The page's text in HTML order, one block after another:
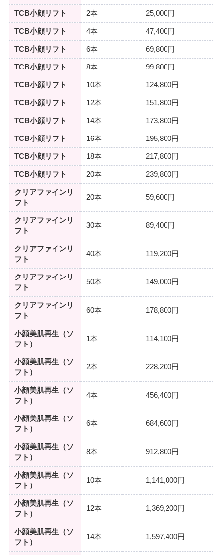
TCB小顔リフト 2本 25,000円
TCB小顔リフト 4本 47,400円
TCB小顔リフト 6本 69,800円
TCB小顔リフト 8本 99,800円
TCB小顔リフト 10本 124,800円
TCB小顔リフト 12本 151,800円
TCB小顔リフト 14本 173,800円
TCB小顔リフト 16本 195,800円
TCB小顔リフト 18本 217,800円
TCB小顔リフト 20本 239,800円
クリアファインリ
フト
20本 59,600円
クリアファインリ
フト
30本 89,400円
クリアファインリ
フト
40本 119,200円
クリアファインリ
フト
50本 149,000円
クリアファインリ
フト
60本 178,800円
小顔美肌再生（ソ
フト）
1本 114,100円
小顔美肌再生（ソ
フト）
2本 228,200円
小顔美肌再生（ソ
フト）
4本 456,400円
小顔美肌再生（ソ
フト）
6本 684,600円
小顔美肌再生（ソ
フト）
8本 912,800円
小顔美肌再生（ソ
フト）
10本 1,141,000円
小顔美肌再生（ソ
フト）
12本 1,369,200円
小顔美肌再生（ソ
フト）
14本 1,597,400円